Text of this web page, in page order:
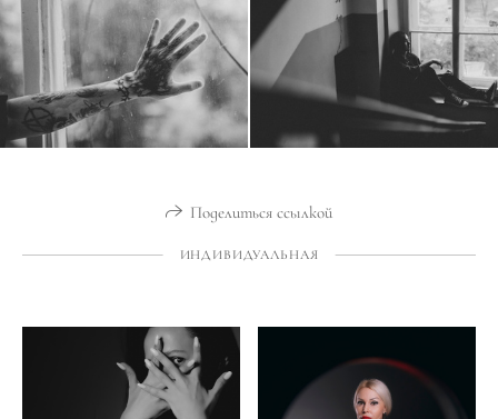
Поделиться ссылкой
ИНДИВИДУАЛЬНАЯ